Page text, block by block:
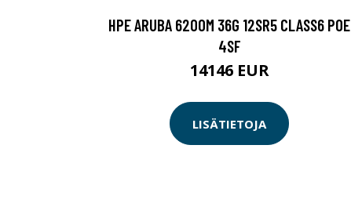
HPE ARUBA 6200M 36G 12SR5 CLASS6 POE
4SF
14146 EUR
LISÄTIETOJA